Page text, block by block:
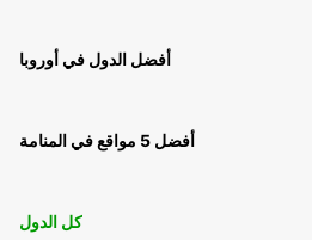
أفضل الدول في أوروبا
أفضل 5 مواقع في المنامة
كل الدول